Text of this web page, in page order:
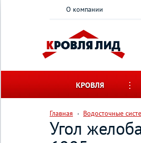
О компании
КРОВЛЯ
Главная Водосточные
Угол